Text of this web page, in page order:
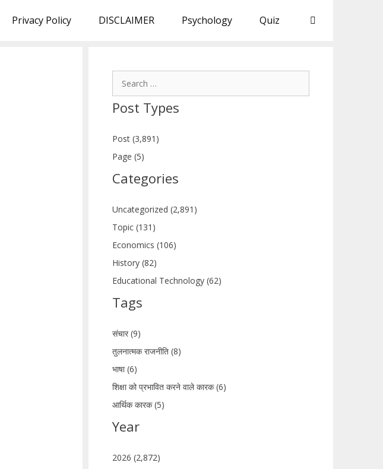
Privacy Policy DISCLAIMER Psychology Quiz
Post Types
Post (3,891)
Page (5)
Categories
Uncategorized (2,891)
Topic (131)
Economics (106)
History (82)
Educational Technology (62)
Tags
संचार (9)
तुलनात्मक राजनीति (8)
भाषा (6)
शिक्षा को प्रभावित करने वाले कारक (6)
आर्थिक कारक (5)
Year
2026 (2,872)